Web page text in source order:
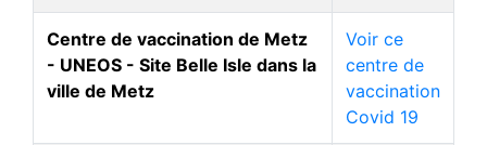
Centre de vaccination de Metz
- UNEOS - Site Belle Isle dans la
ville de Metz
Voir ce
centre de
vaccination
Covid 19